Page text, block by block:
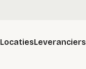
LocatiesLeveranciers